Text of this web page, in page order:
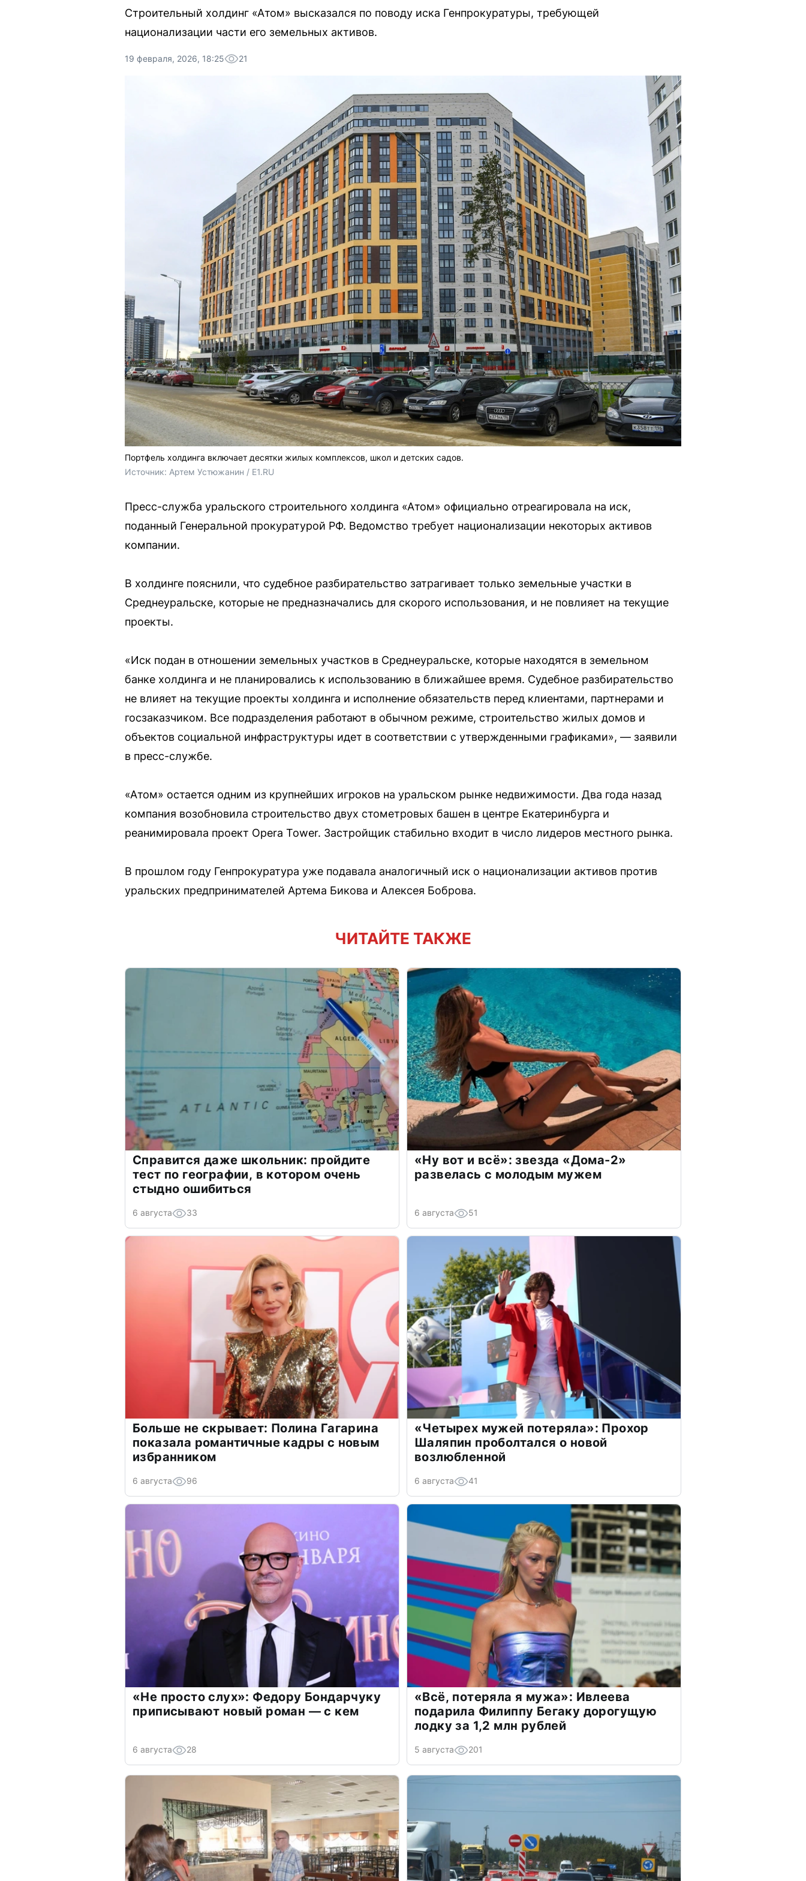
Строительный холдинг «Атом» высказался по поводу иска Генпрокуратуры, требующей
национализации части его земельных активов.
19 февраля, 2026, 18:25 21
Портфель холдинга включает десятки жилых комплексов, школ и детских садов.
Источник: Артем Устюжанин / E1.RU
Пресс-служба уральского строительного холдинга «Атом» официально отреагировала на иск,
поданный Генеральной прокуратурой РФ. Ведомство требует национализации некоторых активов
компании.
В холдинге пояснили, что судебное разбирательство затрагивает только земельные участки в
Среднеуральске, которые не предназначались для скорого использования, и не повлияет на текущие
проекты.
«Иск подан в отношении земельных участков в Среднеуральске, которые находятся в земельном
банке холдинга и не планировались к использованию в ближайшее время. Судебное разбирательство
не влияет на текущие проекты холдинга и исполнение обязательств перед клиентами, партнерами и
госзаказчиком. Все подразделения работают в обычном режиме, строительство жилых домов и
объектов социальной инфраструктуры идет в соответствии с утвержденными графиками», — заявили
в пресс-службе.
«Атом» остается одним из крупнейших игроков на уральском рынке недвижимости. Два года назад
компания возобновила строительство двух стометровых башен в центре Екатеринбурга и
реанимировала проект Opera Tower. Застройщик стабильно входит в число лидеров местного рынка.
В прошлом году Генпрокуратура уже подавала аналогичный иск о национализации активов против
уральских предпринимателей Артема Бикова и Алексея Боброва.
ЧИТАЙТЕ ТАКЖЕ
Справится даже школьник: пройдите
тест по географии, в котором очень
стыдно ошибиться
6 августа 33
«Ну вот и всё»: звезда «Дома-2»
развелась с молодым мужем
6 августа 51
Больше не скрывает: Полина Гагарина
показала романтичные кадры с новым
избранником
6 августа 96
«Четырех мужей потеряла»: Прохор
Шаляпин проболтался о новой
возлюбленной
6 августа 41
«Не просто слух»: Федору Бондарчуку
приписывают новый роман — с кем
6 августа 28
«Всё, потеряла я мужа»: Ивлеева
подарила Филиппу Бегаку дорогущую
лодку за 1,2 млн рублей
5 августа 201